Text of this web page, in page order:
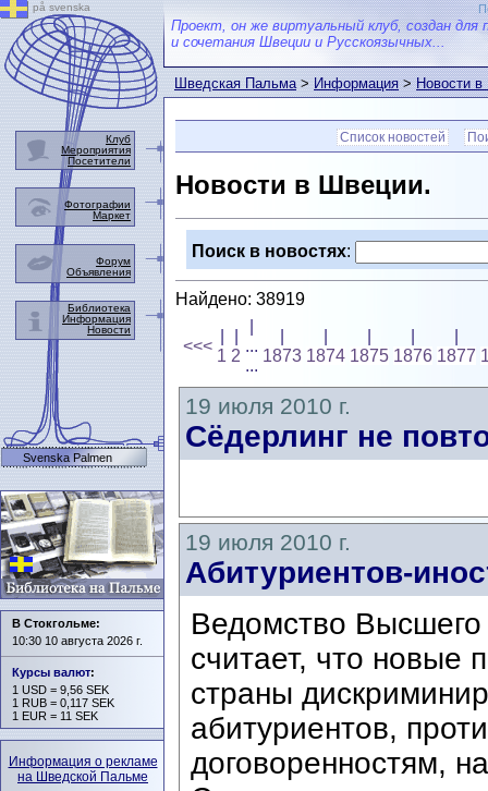
Проект, он же виртуальный клуб, создан для
и сочетания Швеции и Русскоязычных...
Шведская Пальма>Информация>Новости
Список новостей
Новости в Швеции.
Поиск в новостях:
Найдено: 38919
<<<
1 2
...
...
1873 1874 1875 1876 1877
19 июля 2010 г.
Сёдерлинг не
19 июля 2010 г.
Абитуриентов-
Ведомство
считает, что новые
страны
абитуриентов,
договоренностям,
på svenska
Клуб
Мероприятия
Посетители
Фотографии
Маркет
Форум
Объявления
Библиотека
Информация
Новости
Svenska Palmen
В Стокгольме:
10:30 10 августа 2026 г.
Курсы валют:
1 USD = 9,56 SEK
1 RUB = 0,117 SEK
1 EUR = 11 SEK
Информация о рекламе
на Шведской Пальме